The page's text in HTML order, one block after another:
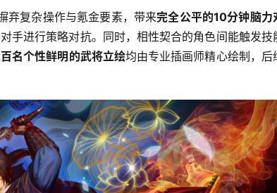
弃复杂操作与氪金要素，带来完全公平的10分钟脑力
手进行策略对抗。同时，相性契合的角色间能触发技
名个性鲜明的武将立绘均由专业插画师精心绘制，后